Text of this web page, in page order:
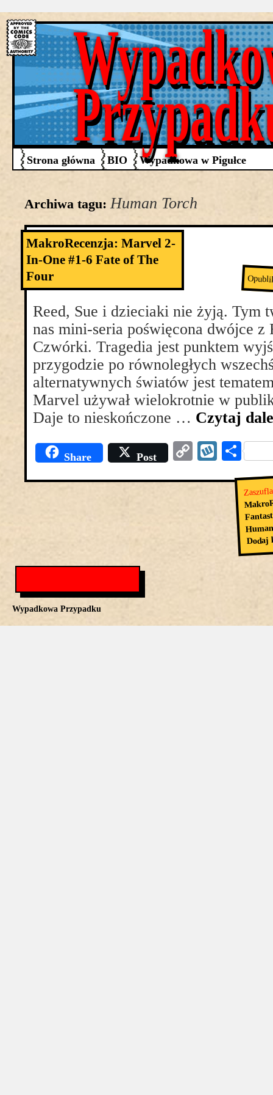
Strona główna BIO Wypadkowa w Pigułce
Archiwa tagu:Human Torch
MakroRecenzja: Marvel 2-
In-One #1-6 Fate of The
Four
Reed, Sue i dzieciaki nie żyją. Tym
nas mini-seria poświęcona dwójce z
Czwórki. Tragedia jest punktem
przygodzie po równoległych
alternatywnych światów jest
Marvel używał wielokrotnie w
Daje to nieskończone … Czytaj
Share Post
Copy
się
Dodaj
Wypadkowa Przypadku